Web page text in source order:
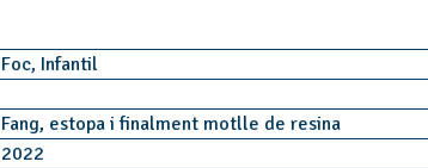
Foc, Infantil
Fang, estopa i finalment motlle de resina
2022